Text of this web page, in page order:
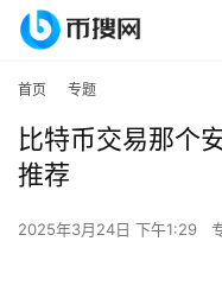
首页 专题
比特币交易那个
推荐
2025年3月24日 下午1:29